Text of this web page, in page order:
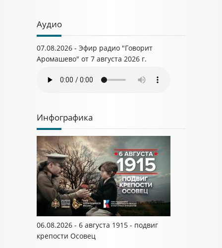
Аудио
07.08.2026 - Эфир радио "Говорит
Аромашево" от 7 августа 2026 г.
Инфографика
06.08.2026 - 6 августа 1915 - подвиг
крепости Осовец